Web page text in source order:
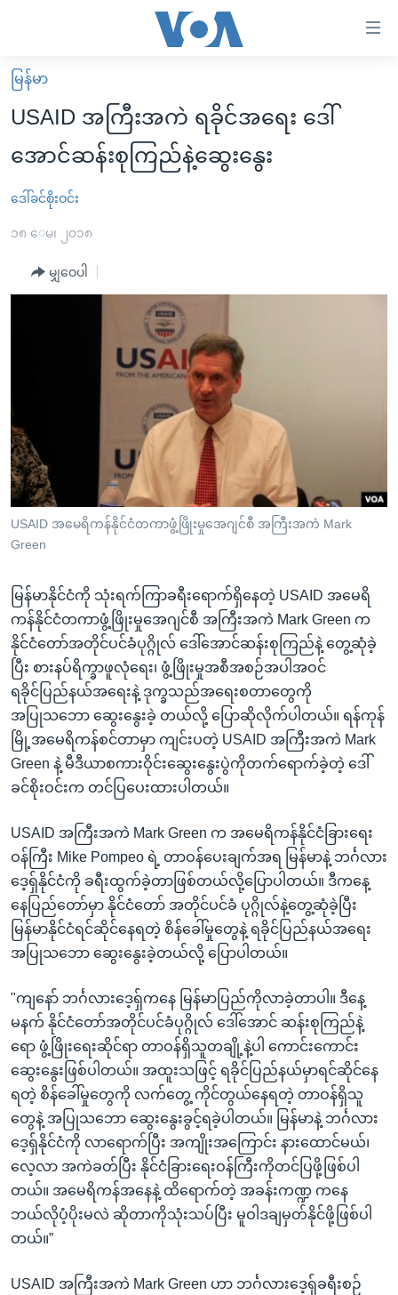
လွယ်ကူ
စေ
များ
ပင်မ
ညွန်း
စာမျက်နှာ
သို့
ကျော်
ကြည့်
ရန်
ရန်
နေရာ
သို့
ကျော်
ရန်
မူလစာမျက်နှာ
မြန်မာ
ကမ္ဘာ့သတင်းများ
နိုင်ငံတကာ
အစ္စရေး-ပါလက်စတိုင်း
ဗွီဒီယို
အင်္ဂလိပ်စာလေ့လာမယ်
မကြေးမုံရဲ့ အင်္ဂလိပ်စာ
ရုပ်ရှင်ထဲက အင်္ဂလိပ်စာ
သုတပဒေသာ အင်္ဂလိပ်စာ
ရေဒီယိုနှင့်ရုပ်သံ အချက်အလက်များ
ရေဒီယို/တီဗွီအစီအစဉ်
Learning English
ဗွီအိုအေ လူမှုကွန်ယက်များ
မြန်မာ
USAID အကြီးအကဲ ရခိုင်အရေး ဒေါ်
အောင်ဆန်းစုကြည်နဲ့ဆွေးနွေး
ဒေါ်ခင်စိုးဝင်း
၁၈ ေမ၊ ၂၀၁၈
မျှဝေပါ
USAID အမေရိကန်နိုင်ငံတကာဖွံ့ဖြိုးမှုအေဂျင်စီ အကြီးအကဲ Mark
Green
မြန်မာနိုင်ငံကို သုံးရက်ကြာခရီးရောက်ရှိနေတဲ့ USAID အမေရိ
ကန်နိုင်ငံတကာဖွံ့ဖြိုးမှုအေဂျင်စီ အကြီးအကဲ Mark Green က
နိုင်ငံတော်အတိုင်ပင်ခံပုဂ္ဂိုလ် ဒေါ်အောင်ဆန်းစုကြည်နဲ့ တွေ့ဆုံခဲ့
ပြီး စားနပ်ရိက္ခာဖူလုံရေး၊ ဖွံ့ဖြိုးမှုအစီအစဉ်အပါအဝင်
ရခိုင်ပြည်နယ်အရေးနဲ့ ဒုက္ခသည်အရေးစတာတွေကို
အပြုသဘော ဆွေးနွေးခဲ့ တယ်လို့ ပြောဆိုလိုက်ပါတယ်။ ရန်ကုန်
မြို့အမေရိကန်စင်တာမှာ ကျင်းပတဲ့ USAID အကြီးအကဲ Mark
Green နဲ့ မီဒီယာစကားဝိုင်းဆွေးနွေးပွဲကိုတက်ရောက်ခဲ့တဲ့ ဒေါ်
ခင်စိုးဝင်းက တင်ပြပေးထားပါတယ်။
USAID အကြီးအကဲ Mark Green က အမေရိကန်နိုင်ငံခြားရေး
ဝန်ကြီး Mike Pompeo ရဲ့ တာဝန်ပေးချက်အရ မြန်မာနဲ့ ဘင်္ဂလား
ဒေ့ရှ်နိုင်ငံကို ခရီးထွက်ခဲ့တာဖြစ်တယ်လို့ပြောပါတယ်။ ဒီကနေ့
နေပြည်တော်မှာ နိုင်ငံတော် အတိုင်ပင်ခံ ပုဂ္ဂိုလ်နဲ့တွေ့ဆုံခဲ့ပြီး
မြန်မာနိုင်ငံရင်ဆိုင်နေရတဲ့ စိန်ခေါ်မှုတွေနဲ့ ရခိုင်ပြည်နယ်အရေး
အပြုသဘော ဆွေးနွေးခဲ့တယ်လို့ ပြောပါတယ်။
"ကျနော် ဘင်္ဂလားဒေ့ရှ်ကနေ မြန်မာပြည်ကိုလာခဲ့တာပါ။ ဒီနေ့
မနက် နိုင်ငံတော်အတိုင်ပင်ခံပုဂ္ဂိုလ် ဒေါ်အောင် ဆန်းစုကြည်နဲ့
ရော ဖွံ့ဖြိုးရေးဆိုင်ရာ တာဝန်ရှိသူတချို့နဲ့ပါ ကောင်းကောင်း
ဆွေးနွေးဖြစ်ပါတယ်။ အထူးသဖြင့် ရခိုင်ပြည်နယ်မှာရင်ဆိုင်နေ
ရတဲ့ စိန်ခေါ်မှုတွေကို လက်တွေ့ ကိုင်တွယ်နေရတဲ့ တာဝန်ရှိသူ
တွေနဲ့ အပြုသဘော ဆွေးနွေးခွင့်ရခဲ့ပါတယ်။ မြန်မာနဲ့ ဘင်္ဂလား
ဒေ့ရှ်နိုင်ငံကို လာရောက်ပြီး အကျိုးအကြောင်း နားထောင်မယ်၊
လေ့လာ အကဲခတ်ပြီး နိုင်ငံခြားရေးဝန်ကြီးကိုတင်ပြဖို့ဖြစ်ပါ
တယ်။ အမေရိကန်အနေနဲ့ ထိရောက်တဲ့ အခန်းကဏ္ဍ ကနေ
ဘယ်လိုပံ့ပိုးမလဲ ဆိုတာကိုသုံးသပ်ပြီး မူဝါဒချမှတ်နိုင်ဖို့ဖြစ်ပါ
တယ်။”
USAID အကြီးအကဲ Mark Green ဟာ ဘင်္ဂလားဒေ့ရှ်ခရီးစဉ်